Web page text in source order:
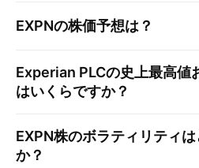
EXPNの株価予想は？
Experian PLCの史上最高値
はいくらですか？
EXPN株のボラティリティ
か？